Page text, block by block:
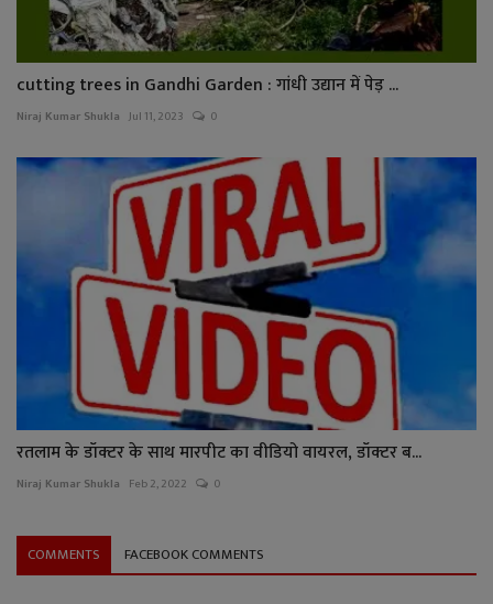
cutting trees in Gandhi Garden : गांधी उद्यान में पेड़ ...
Niraj Kumar Shukla Jul 11, 2023 0
रतलाम के डॉक्टर के साथ मारपीट का वीडियो वायरल, डॉक्टर ब...
Niraj Kumar Shukla Feb 2, 2022 0
COMMENTS FACEBOOK COMMENTS